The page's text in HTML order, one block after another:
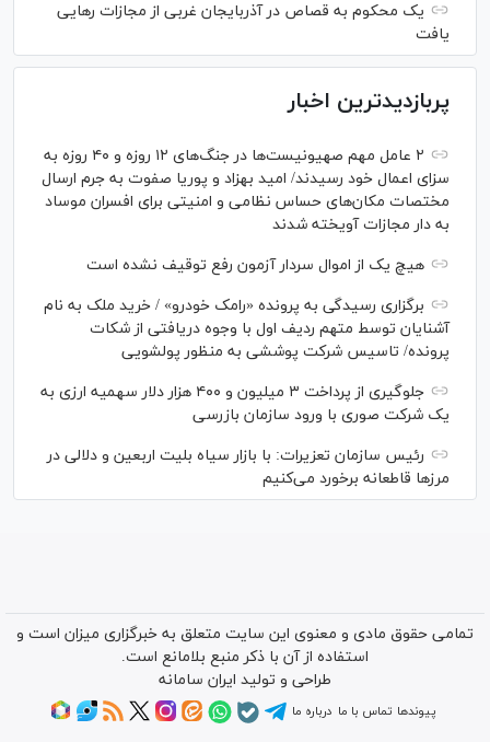
یک محکوم به قصاص در آذربایجان‌ غربی از مجازات رهایی
یافت
پربازدیدترین اخبار
۲ عامل مهم صهیونیست‌ها در جنگ‌های ۱۲ روزه و ۴۰ روزه به
سزای اعمال خود رسیدند/ امید بهزاد و پوریا صفوت به جرم ارسال
مختصات مکان‌های حساس نظامی و امنیتی برای افسران موساد
به دار مجازات آویخته شدند
هیچ یک از اموال سردار آزمون رفع توقیف نشده است
برگزاری رسیدگی به پرونده «رامک خودرو» / خرید ملک به نام
آشنایان توسط متهم ردیف اول با وجوه دریافتی از شکات
پرونده/ تاسیس شرکت پوششی به منظور پولشویی
جلوگیری از پرداخت ۳ میلیون و ۴۰۰ هزار دلار سهمیه ارزی به
یک شرکت صوری با ورود سازمان بازرسی
رئیس سازمان تعزیرات: با بازار سیاه بلیت اربعین و دلالی در
مرز‌ها قاطعانه برخورد می‌کنیم
تمامی حقوق مادی و معنوی این سایت متعلق به خبرگزاری میزان است و
استفاده از آن با ذکر منبع بلامانع است.
طراحی و تولید ایران سامانه
پیوندها تماس با ما درباره ما